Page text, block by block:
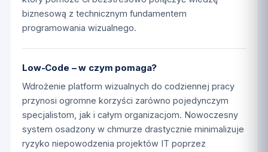
biznesową z technicznym fundamentem
programowania wizualnego.
Low-Code – w czym pomaga?
Wdrożenie platform wizualnych do codziennej pracy
przynosi ogromne korzyści zarówno pojedynczym
specjalistom, jak i całym organizacjom. Nowoczesny
system osadzony w chmurze drastycznie minimalizuje
ryzyko niepowodzenia projektów IT poprzez